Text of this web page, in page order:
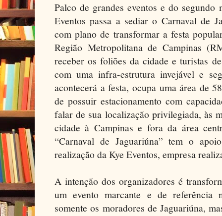
Palco de grandes eventos e do
Eventos passa a sediar o Carnaval de
com plano de transformar a festa
Região Metropolitana de Campinas
receber os foliões da cidade e turistas
com uma infra-estrutura invejável e
acontecerá a festa, ocupa uma área de
de possuir estacionamento com
falar de sua localização privilegiada, às
cidade à Campinas e fora da área
“Carnaval de Jaguariúna” tem o
realização da Kye Eventos, empresa
A intenção dos organizadores é
um evento marcante e de referência
somente os moradores de Jaguariúna,